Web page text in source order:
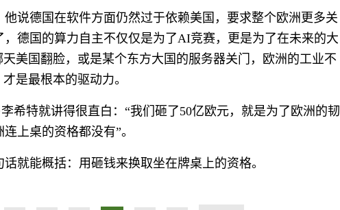
说德国在软件方面仍然过于依赖美国，要求整个欧洲更多关
德国的算力自主不仅仅是为了AI竞赛，更是为了在未来的大
美国翻脸，或是某个东方大国的服务器关门，欧洲的工业不
是最根本的驱动力。
希特就讲得很直白：“我们砸了50亿欧元，就是为了欧洲的韧
上桌的资格都没有”。
就能概括：用砸钱来换取坐在牌桌上的资格。